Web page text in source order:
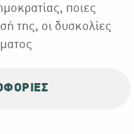
ποιες
της, οι δυσκολίες